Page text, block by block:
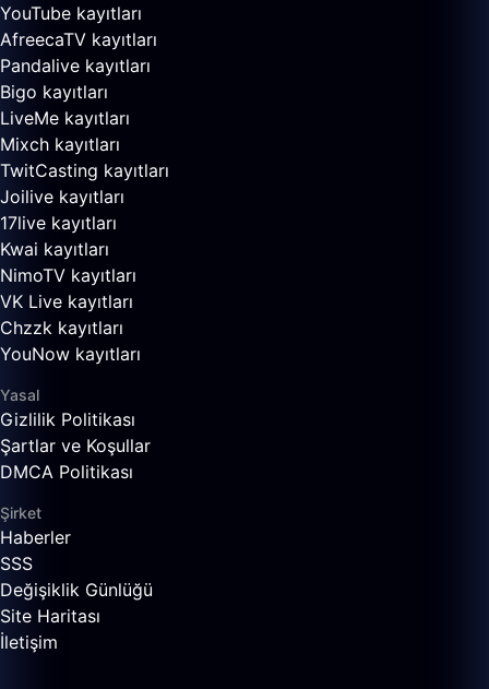
YouTube kayıtları
AfreecaTV kayıtları
Pandalive kayıtları
Bigo kayıtları
LiveMe kayıtları
Mixch kayıtları
TwitCasting kayıtları
Joilive kayıtları
17live kayıtları
Kwai kayıtları
NimoTV kayıtları
VK Live kayıtları
Chzzk kayıtları
YouNow kayıtları
Yasal
Gizlilik Politikası
Şartlar ve Koşullar
DMCA Politikası
Şirket
Haberler
SSS
Değişiklik Günlüğü
Site Haritası
İletişim